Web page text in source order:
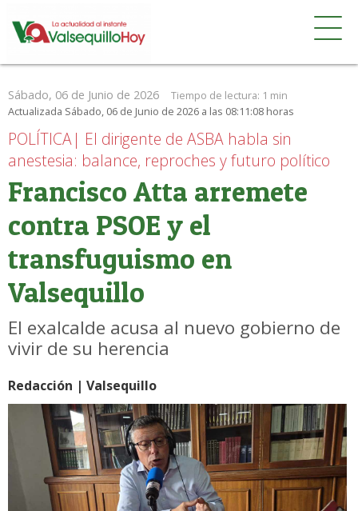
Sábado, 06 de Junio de 2026 Tiempo de lectura: 1 min
Actualizada Sábado, 06 de Junio de 2026 a las 08:11:08 horas
POLÍTICA| El dirigente de ASBA habla sin
anestesia: balance, reproches y futuro político
Francisco Atta arremete
contra PSOE y el
transfuguismo en
Valsequillo
El exalcalde acusa al nuevo gobierno de
vivir de su herencia
Redacción | Valsequillo